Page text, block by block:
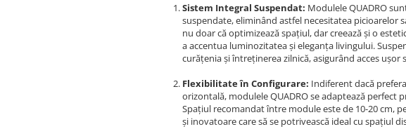
Sistem Integral Suspendat: Modulele QUADRO
suspendate, eliminând astfel necesitatea picioarelor
nu doar că optimizează spațiul, dar creează și o
a accentua luminozitatea și eleganța livingului.
curățenia și întreținerea zilnică, asigurând acces ușor
Flexibilitate în Configurare: Indiferent dacă
orizontală, modulele QUADRO se adaptează
Spațiul recomandat între module este de 10-20 cm,
și inovatoare care să se potrivească ideal cu spațiul